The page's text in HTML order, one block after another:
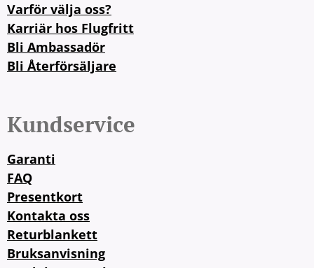
Varför välja oss?
Karriär hos Flugfritt
Bli Ambassadör
Bli Återförsäljare
Kundservice
Garanti
FAQ
Presentkort
Kontakta oss
Returblankett
Bruksanvisning